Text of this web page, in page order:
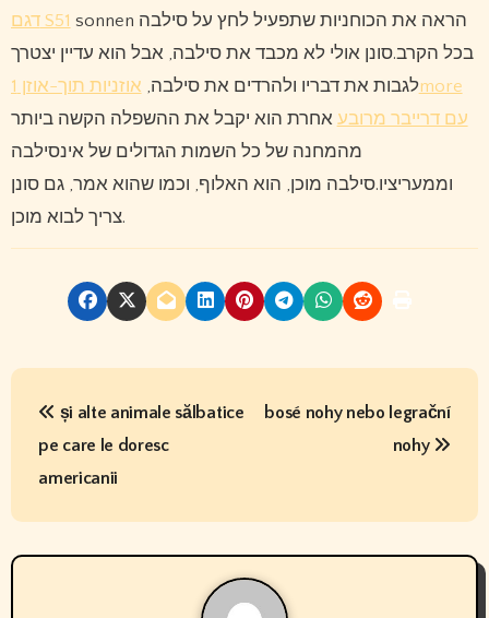
דגם S51 sonnen הראה את הכוחניות שתפעיל לחץ על סילבה
בכל הקרב.סונן אולי לא מכבד את סילבה, אבל הוא עדיין יצטרך
לגבות את דבריו ולהרדים את סילבה,
אוזניות תוך-אוזן 1more
עם דרייבר מרובע אחרת הוא יקבל את ההשפלה הקשה ביותר
מהמחנה של כל השמות הגדולים של אינסילבה
וממעריציו.סילבה מוכן, הוא האלוף, וכמו שהוא אמר, גם סונן
צריך לבוא מוכן.
P
t
n
și alte animale sălbatice
pe care le doresc
americanii
bosé nohy nebo legrační
nohy